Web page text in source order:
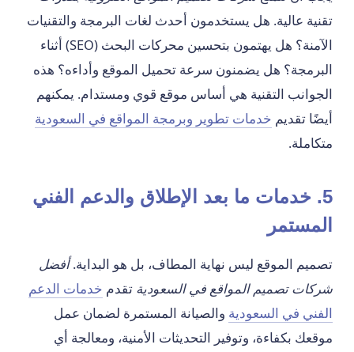
تقنية عالية. هل يستخدمون أحدث لغات البرمجة والتقنيات
الآمنة؟ هل يهتمون بتحسين محركات البحث (SEO) أثناء
البرمجة؟ هل يضمنون سرعة تحميل الموقع وأداءه؟ هذه
الجوانب التقنية هي أساس موقع قوي ومستدام. يمكنهم
أيضًا تقديم خدمات تطوير وبرمجة المواقع في السعودية
متكاملة.
5. خدمات ما بعد الإطلاق والدعم الفني
المستمر
تصميم الموقع ليس نهاية المطاف، بل هو البداية.أفضل
شركات تصميم المواقع في السعودية تقدم خدمات الدعم
الفني في السعودية والصيانة المستمرة لضمان عمل
موقعك بكفاءة، وتوفير التحديثات الأمنية، ومعالجة أي